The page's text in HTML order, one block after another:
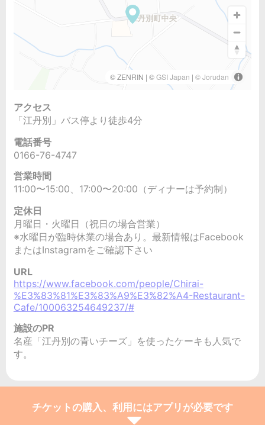
アクセス
「江丹別」バス停より徒歩4分
電話番号
0166-76-4747
営業時間
11:00〜15:00、17:00〜20:00（ディナーは予約制）
定休日
月曜日・火曜日（祝日の場合営業）
※水曜日が臨時休業の場合あり。最新情報はFacebook
またはInstagramをご確認下さい
URL
https://www.facebook.com/people/Chirai-
%E3%83%81%E3%83%A9%E3%82%A4-Restaurant-
Cafe/100063254649237/#
施設のPR
名産「江丹別の青いチーズ」を使ったケーキも人気で
す。
チケットの購入、利用にはアプリが必要です